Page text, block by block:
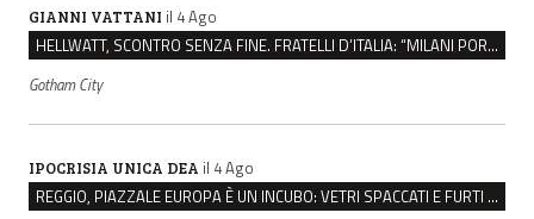
GIANNI VATTANI il 4 Ago
HELLWATT, SCONTRO SENZA FINE. FRATELLI D’ITALIA: “MILANI PORTA DOCUMENTI, DE FRANCO INSULTI”
Gotham City
IPOCRISIA UNICA DEA il 4 Ago
REGGIO, PIAZZALE EUROPA È UN INCUBO: VETRI SPACCATI E FURTI SULLE AUTO IN SOSTA